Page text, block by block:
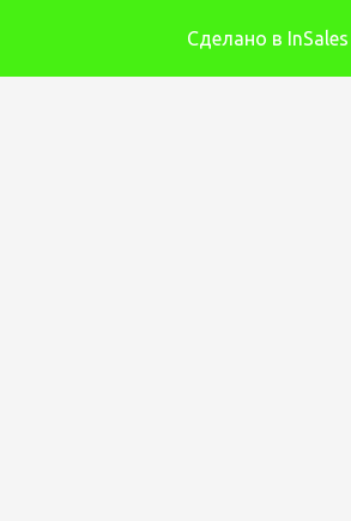
Сделано в InSales